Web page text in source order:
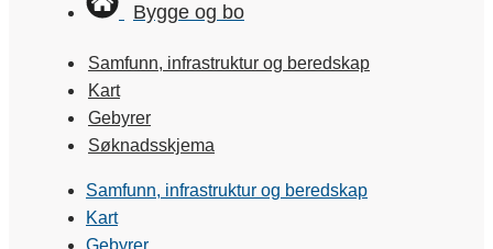
Bygge og bo
Samfunn, infrastruktur og beredskap
Kart
Gebyrer
Søknadsskjema
Samfunn, infrastruktur og beredskap
Kart